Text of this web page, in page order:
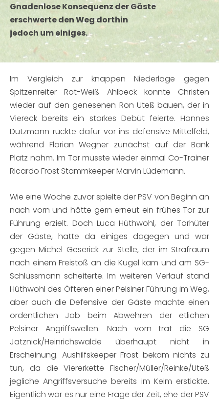
Gnadenlose Konsequenz der Gäste
erschwerte den Weg dorthin
jedoch um einiges.
Im Vergleich zur knappen Niederlage gegen
Spitzenreiter Rot-Weiß Ahlbeck konnte Christen
wieder auf den genesenen Ron Uteß bauen, der in
Viereck bereits ein starkes Debüt feierte. Hannes
Dützmann rückte dafür vor ins defensive Mittelfeld,
während Florian Wegner zunächst auf der Bank
Platz nahm. Im Tor musste wieder einmal Co-Trainer
Ricardo Frost Stammkeeper Marvin Lüdemann.
Wie eine Woche zuvor spielte der PSV von Beginn an
nach vorn und hätte gern erneut ein frühes Tor zur
Führung erzielt. Doch Luca Hüthwohl, der Torhüter
der Gäste, hatte da einiges dagegen und war
gegen Michel Geserick zur Stelle, der im Strafraum
nach einem Freistoß an die Kugel kam und am SG-
Schlussmann scheiterte. Im weiteren Verlauf stand
Hüthwohl des Öfteren einer Pelsiner Führung im Weg,
aber auch die Defensive der Gäste machte einen
ordentlichen Job beim Abwehren der etlichen
Pelsiner Angriffswellen. Nach vorn trat die SG
Jatznick/Heinrichswalde überhaupt nicht in
Erscheinung. Aushilfskeeper Frost bekam nichts zu
tun, da die Viererkette Fischer/Müller/Reinke/Uteß
jegliche Angriffsversuche bereits im Keim erstickte.
Eigentlich war es nur eine Frage der Zeit, ehe der PSV